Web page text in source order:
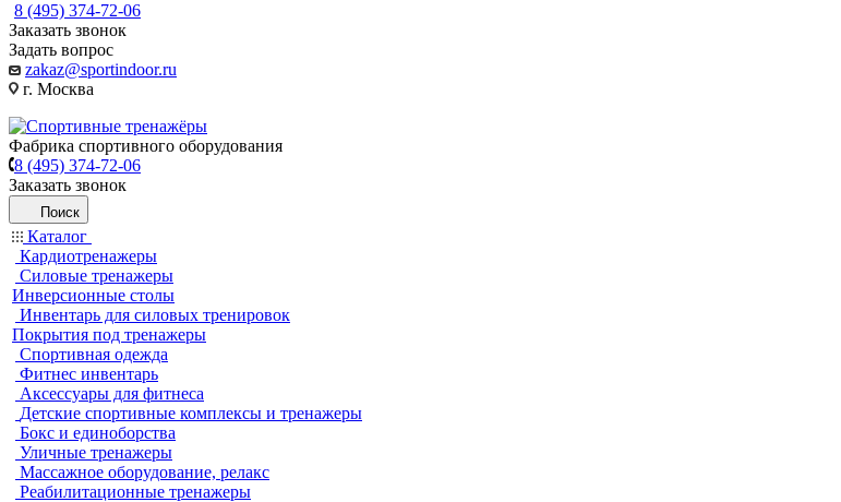
8 (495) 374-72-06
Заказать звонок
Задать вопрос
zakaz@sportindoor.ru
г. Москва
Фабрика спортивного оборудования
8 (495) 374-72-06
Заказать звонок
Поиск
Каталог
Кардиотренажеры
Силовые тренажеры
Инверсионные столы
Инвентарь для силовых тренировок
Покрытия под тренажеры
Спортивная одежда
Фитнес инвентарь
Аксессуары для фитнеса
Детские спортивные комплексы и тренажеры
Бокс и единоборства
Уличные тренажеры
Массажное оборудование, релакс
Реабилитационные тренажеры